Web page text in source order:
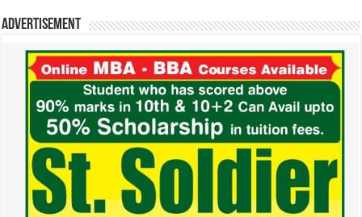
Advertisement